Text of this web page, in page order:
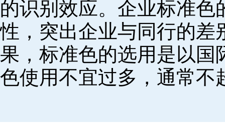
的识别效应。企业标准
性，突出企业与同行的差
果，标准色的选用是以国
色使用不宜过多，通常不